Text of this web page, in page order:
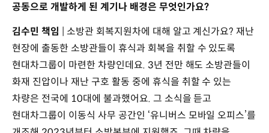
공동으로 개발하게 된 계기나 배경은 무엇인가요?
김수민 책임 | 소방관 회복지원차에 대해 알고 계신가요? 재난
현장에 출동한 소방관들이 휴식과 회복을 취할 수 있도록
현대차그룹이 마련한 차량인데요. 3년 전만 해도 소방관들이
화재 진압이나 재난 구호 활동 중에 휴식을 취할 수 있는
차량은 전국에 10대에 불과했어요. 그 소식을 듣고
현대차그룹이 이동식 사무 공간인 ‘유니버스 모바일 오피스’를